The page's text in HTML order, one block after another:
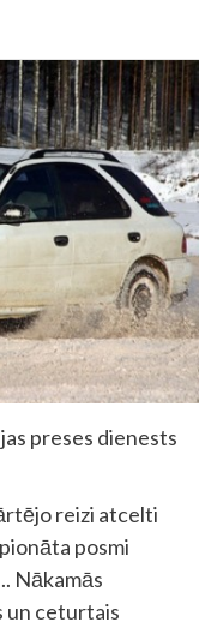
preses dienests
reizi atcelti
posmi
Nākamās
un ceturtais